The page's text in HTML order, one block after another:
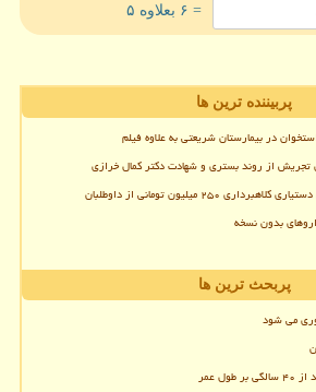
= ۶ بعلاوه ۵
پربیننده ترین ها
در بیمارستان شریعتی به علاوه فیلم
از روند بستری و شهادت دکتر کمال خرازی
میلیون تومانی از داوطلبان
بدون نسخه
پربحث ترین ها
می شود
عمر